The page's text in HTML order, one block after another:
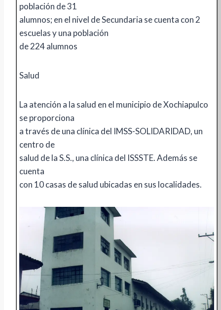
población de 31
alumnos; en el nivel de Secundaria se cuenta con 2
escuelas y una población
de 224 alumnos
Salud
La atención a la salud en el municipio de Xochiapulco
se proporciona
a través de una clínica del IMSS-SOLIDARIDAD, un
centro de
salud de la S.S., una clínica del ISSSTE. Además se
cuenta
con 10 casas de salud ubicadas en sus localidades.